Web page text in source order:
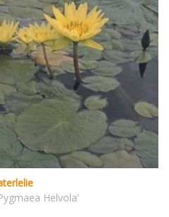
Helvola'